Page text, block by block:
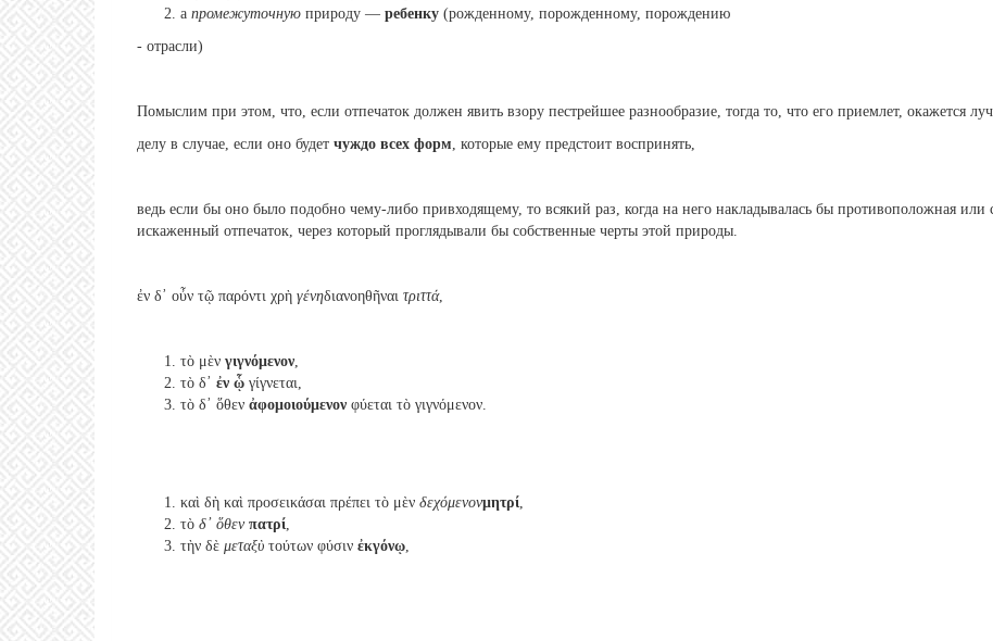
а промежуточную природу — ребенку (рожденному, порожденному, порождению
- отрасли)
Помыслим при этом, что, если отпечаток должен явить взору пестрейшее разнообразие, тогда то, что его приемлет, окажется
делу в случае, если оно будет чуждо всех форм , которые ему предстоит воспринять,
ведь если бы оно было подобно чему-либо привходящему, то всякий раз, когда на него накладывалась бы противоположная
искаженный отпечаток, через который проглядывали бы собственные черты этой природы.
ἐν δ᾽ οὖν τῷ παρόντι χρὴ γένηδιανοηθῆναι τριττά,
τὸ μὲν γιγνόμενον
τὸ δ᾽ ἐν ᾧ γίγνεται,
τὸ δ᾽ ὅθεν ἀφομοιούμενον φύεται τὸ γιγνόμενον.
καὶ δὴ καὶ προσεικάσαι πρέπει τὸ μὲν δεχόμενονμητρί
τὸ δ᾽ ὅθεν πατρί
τὴν δὲ μεταξὺ τούτων φύσιν ἐκγόνῳ